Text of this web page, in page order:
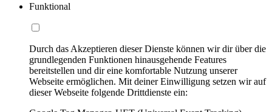
Funktional
Durch das Akzeptieren dieser Dienste können wir dir über die
grundlegenden Funktionen hinausgehende Features
bereitstellen und dir eine komfortable Nutzung unserer
Webseite ermöglichen. Mit deiner Einwilligung setzen wir auf
dieser Webseite folgende Drittdienste ein: